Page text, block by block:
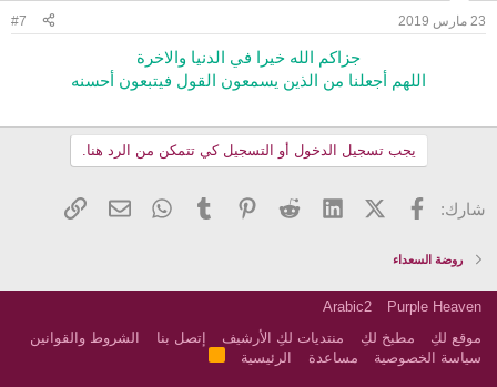
s
23 مارس 2019 #7
جزاكم الله خيرا في الدنيا والاخرة
اللهم أجعلنا من الذين يسمعون القول فيتبعون أحسنه
يجب تسجيل الدخول أو التسجيل كي تتمكن من الرد هنا.
شارك: فيسبوك X (Twitter)
LinkedIn
Reddit
Pinterest
Tumblr
WhatsApp
البريد
روضة السعداء
Purple Heaven
Arabic2
موقع لكِ
مطبخ لكِ منتديات لكِ الأرشيف إتصل بنا
الشروط والقوانين
سياسة الخصوصية
مساعدة الرئيسية